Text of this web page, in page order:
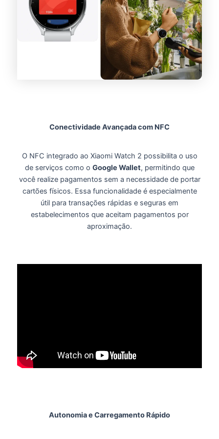
Conectividade Avançada com NFC
O NFC integrado ao Xiaomi Watch 2 possibilita o uso
de serviços como o Google Wallet, permitindo que
você realize pagamentos sem a necessidade de portar
cartões físicos. Essa funcionalidade é especialmente
útil para transações rápidas e seguras em
estabelecimentos que aceitam pagamentos por
aproximação.
Autonomia e Carregamento Rápido